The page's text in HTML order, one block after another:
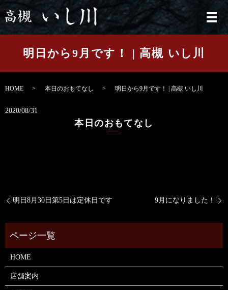
メ
明日から9月です！ | 高槻 いし川
HOME 本日のおもてなし 明日から9月です！ | 高槻 いし川
2020/08/31
本日のおもてなし
明日8月30日第5日は定休日です 9月になりました！
HOME
店舗案内